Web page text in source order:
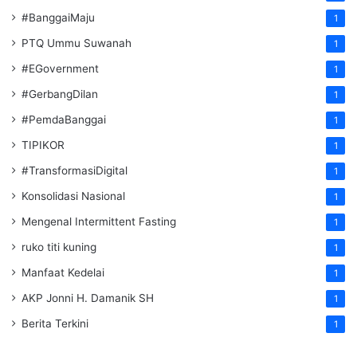
#BanggaiMaju 1
PTQ Ummu Suwanah 1
#EGovernment 1
#GerbangDilan 1
#PemdaBanggai 1
TIPIKOR 1
#TransformasiDigital 1
Konsolidasi Nasional 1
Mengenal Intermittent Fasting 1
ruko titi kuning 1
Manfaat Kedelai 1
AKP Jonni H. Damanik SH 1
Berita Terkini 1